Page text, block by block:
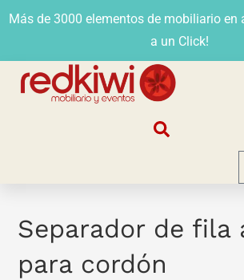
Más de 3000 elementos de mobiliario en
a un Click!
Separador de fila
para cordón